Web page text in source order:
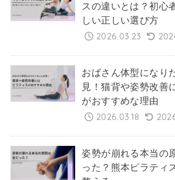
スの違いとは？初心
しい正しい選び方
2026.03.23
おばさん体型になり
見！猫背や姿勢改善
がおすすめな理由
2026.03.18
姿勢が崩れる本当の
った？熊本ピラティ